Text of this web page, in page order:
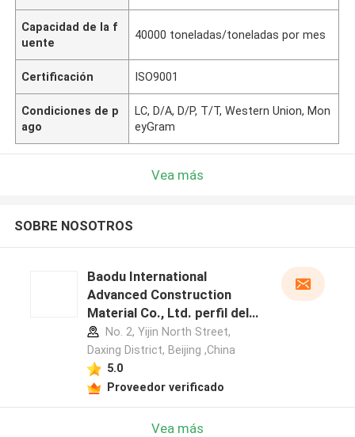
Capacidad de la f
uente
40000 toneladas/toneladas por mes
Certificación ISO9001
Condiciones de p
ago
LC, D/A, D/P, T/T, Western Union, Mon
eyGram
Vea más
SOBRE NOSOTROS
Baodu International
Advanced Construction
Material Co., Ltd. perfil del
fabricante
No. 2, Yijin North Street,
Daxing District, Beijing ,China
5.0
Proveedor verificado
Vea más